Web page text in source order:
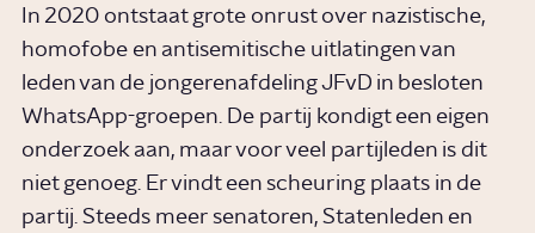
In 2020 ontstaat grote onrust over nazistische,
homofobe en antisemitische uitlatingen van
leden van de jongerenafdeling JFvD in besloten
WhatsApp-groepen. De partij kondigt een eigen
onderzoek aan, maar voor veel partijleden is dit
niet genoeg. Er vindt een scheuring plaats in de
partij. Steeds meer senatoren, Statenleden en